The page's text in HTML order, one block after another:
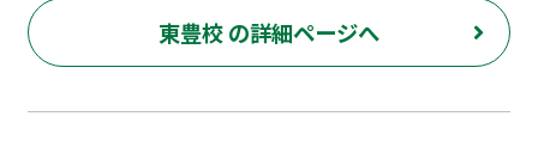
東豊校 の詳細ページへ